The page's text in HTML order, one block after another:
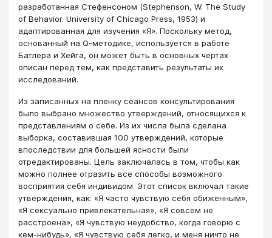
разработанная Стефенсоном (Stephenson, W. The Study
of Behavior. University of Chicago Press, 1953) и
адаптированная для изучения «Я». Поскольку метод,
основанный на Q-методике, используется в работе
Батлера и Хейга, он может быть в основных чертах
описан перед тем, как представить результаты их
исследований.
Из записанных на пленку сеансов консультирования
было выбрано множество утверждений, относящихся к
представлениям о себе. Из их числа была сделана
выборка, составившая 100 утверждений, которые
впоследствии для большей ясности были
отредактированы. Цель заключалась в том, чтобы как
можно полнее отразить все способы возможного
восприятия себя индивидом. Этот список включал такие
утверждения, как: «Я часто чувствую себя обиженным»,
«Я сексуально привлекательная», «Я совсем не
расстроена», «Я чувствую неудобство, когда говорю с
кем-нибудь», «Я чувствую себя легко, и меня ничто не